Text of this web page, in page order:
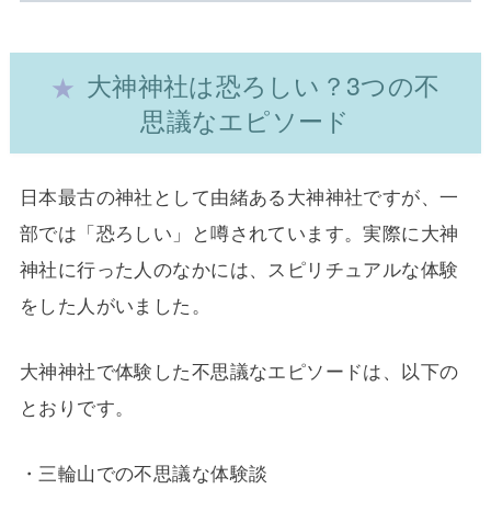
大神神社は恐ろしい？3つの不
思議なエピソード
日本最古の神社として由緒ある大神神社ですが、一
部では「恐ろしい」と噂されています。実際に大神
神社に行った人のなかには、スピリチュアルな体験
をした人がいました。
大神神社で体験した不思議なエピソードは、以下の
とおりです。
・三輪山での不思議な体験談